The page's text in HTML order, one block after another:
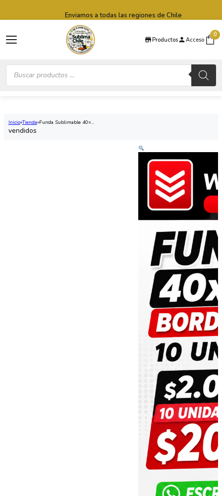
Productos Acceso
0
Búsqueda
productos
Enviamos a todas las regiones de Chile
Inicio Tienda Funda Sublimable 40×...
vendidos